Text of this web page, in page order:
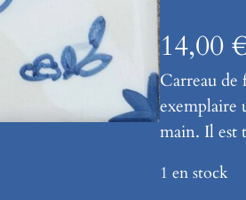
14,00
Carreau de
exemplaire
main. Il est
1 en stock